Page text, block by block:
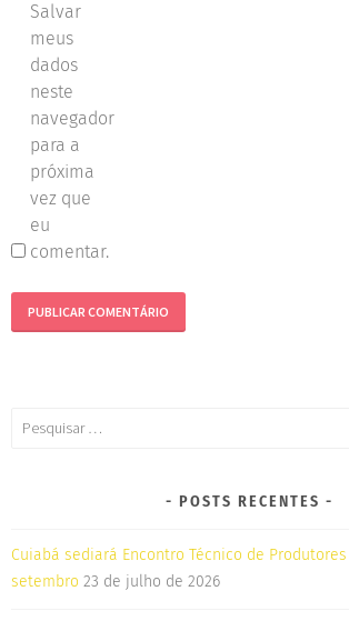
Salvar
meus
dados
neste
navegador
para a
próxima
vez que
eu
comentar.
POSTS RECENTES
Cuiabá sediará Encontro Técnico de
setembro 23 de julho de 2026